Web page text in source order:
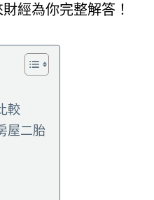
經為你完整解答！
較
屋二胎